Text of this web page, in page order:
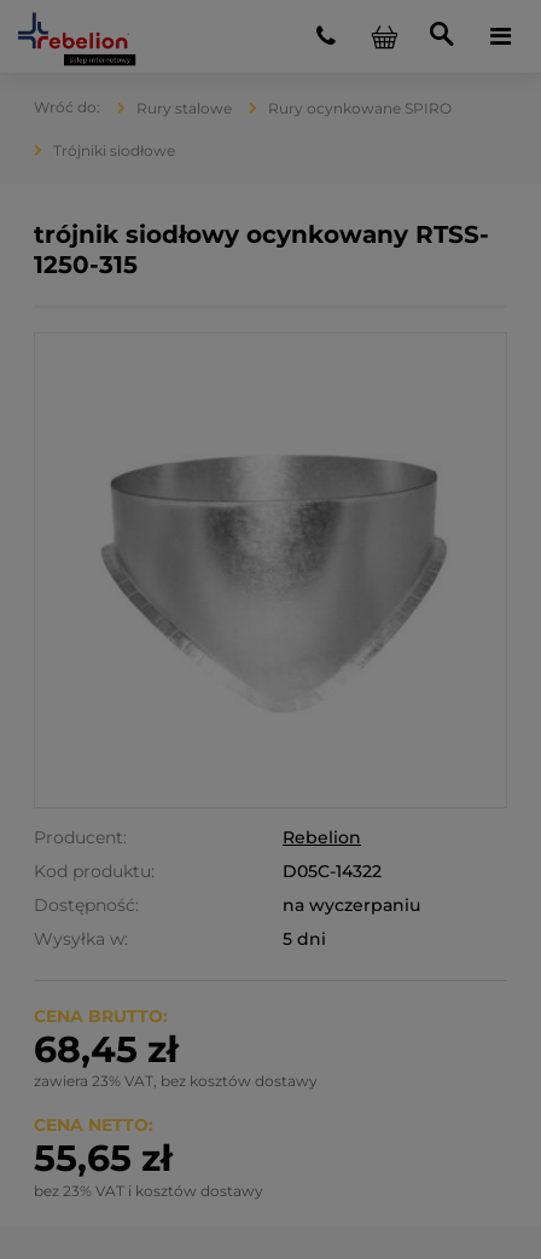
Rury stalowe Rury ocynkowane SPIRO
Trójniki siodłowe
trójnik siodłowy ocynkowany RTSS-
1250-315
Producent:
Rebelion
Kod produktu:
D05C-14322
Dostępność:
na wyczerpaniu
Wysyłka w:
5 dni
CENA BRUTTO:
68,45 zł
zawiera 23% VAT, bez kosztów dostawy
CENA NETTO:
55,65 zł
bez 23% VAT i kosztów dostawy